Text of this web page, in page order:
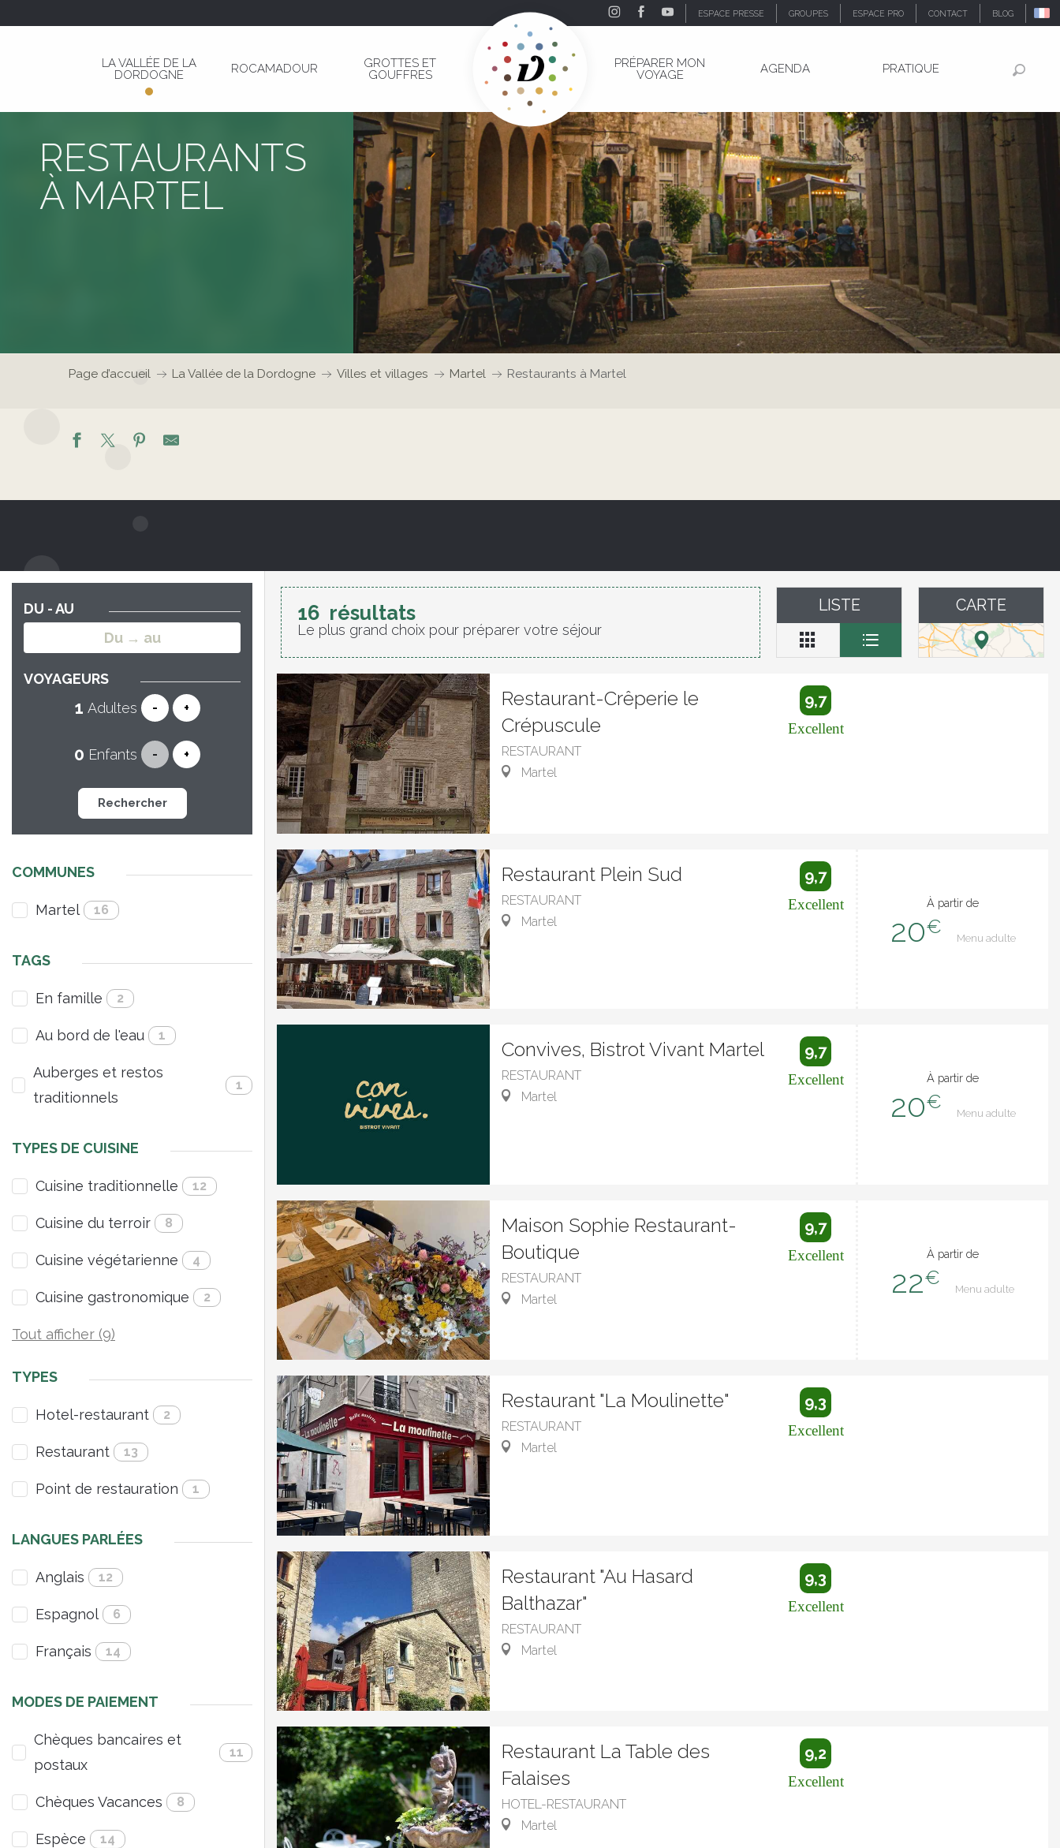
ESPACE PRESSE GROUPES ESPACE PRO CONTACT BLOG
LA VALLÉE DE LA
DORDOGNE
ROCAMADOUR
GROTTES ET
GOUFFRES
PRÉPARER MON
VOYAGE
AGENDA PRATIQUE
RESTAURANTS
À MARTEL
Page d’accueil La Vallée de la Dordogne Villes et villages Martel Restaurants à Martel
DU - AU
VOYAGEURS
Adultes
- +
Enfants - +
Rechercher
COMMUNES
Martel 16
TAGS
En famille 2
Au bord de l'eau 1
Auberges et restos
traditionnels
1
TYPES DE CUISINE
Cuisine traditionnelle 12
Cuisine du terroir 8
Cuisine végétarienne 4
Cuisine gastronomique 2
Tout afficher (9)
TYPES
Hotel-restaurant 2
Restaurant 13
Point de restauration 1
LANGUES PARLÉES
Anglais 12
Espagnol 6
Français 14
MODES DE PAIEMENT
Chèques bancaires et
postaux
11
Chèques Vacances 8
Espèce 14
16 résultats
Le plus grand choix pour préparer votre séjour
LISTE CARTE
Restaurant-Crêperie le
Crépuscule
RESTAURANT
Martel
9,7
Excellent
Restaurant Plein Sud
RESTAURANT
Martel
9,7
Excellent À partir de
20€
Menu adulte
Convives, Bistrot Vivant Martel
RESTAURANT
Martel
9,7
Excellent À partir de
20€
Menu adulte
Maison Sophie Restaurant-
Boutique
RESTAURANT
Martel
9,7
Excellent À partir de
22€
Menu adulte
Restaurant "La Moulinette"
RESTAURANT
Martel
9,3
Excellent
Restaurant "Au Hasard
Balthazar"
RESTAURANT
Martel
9,3
Excellent
Restaurant La Table des
Falaises
HOTEL-RESTAURANT
Martel
9,2
Excellent